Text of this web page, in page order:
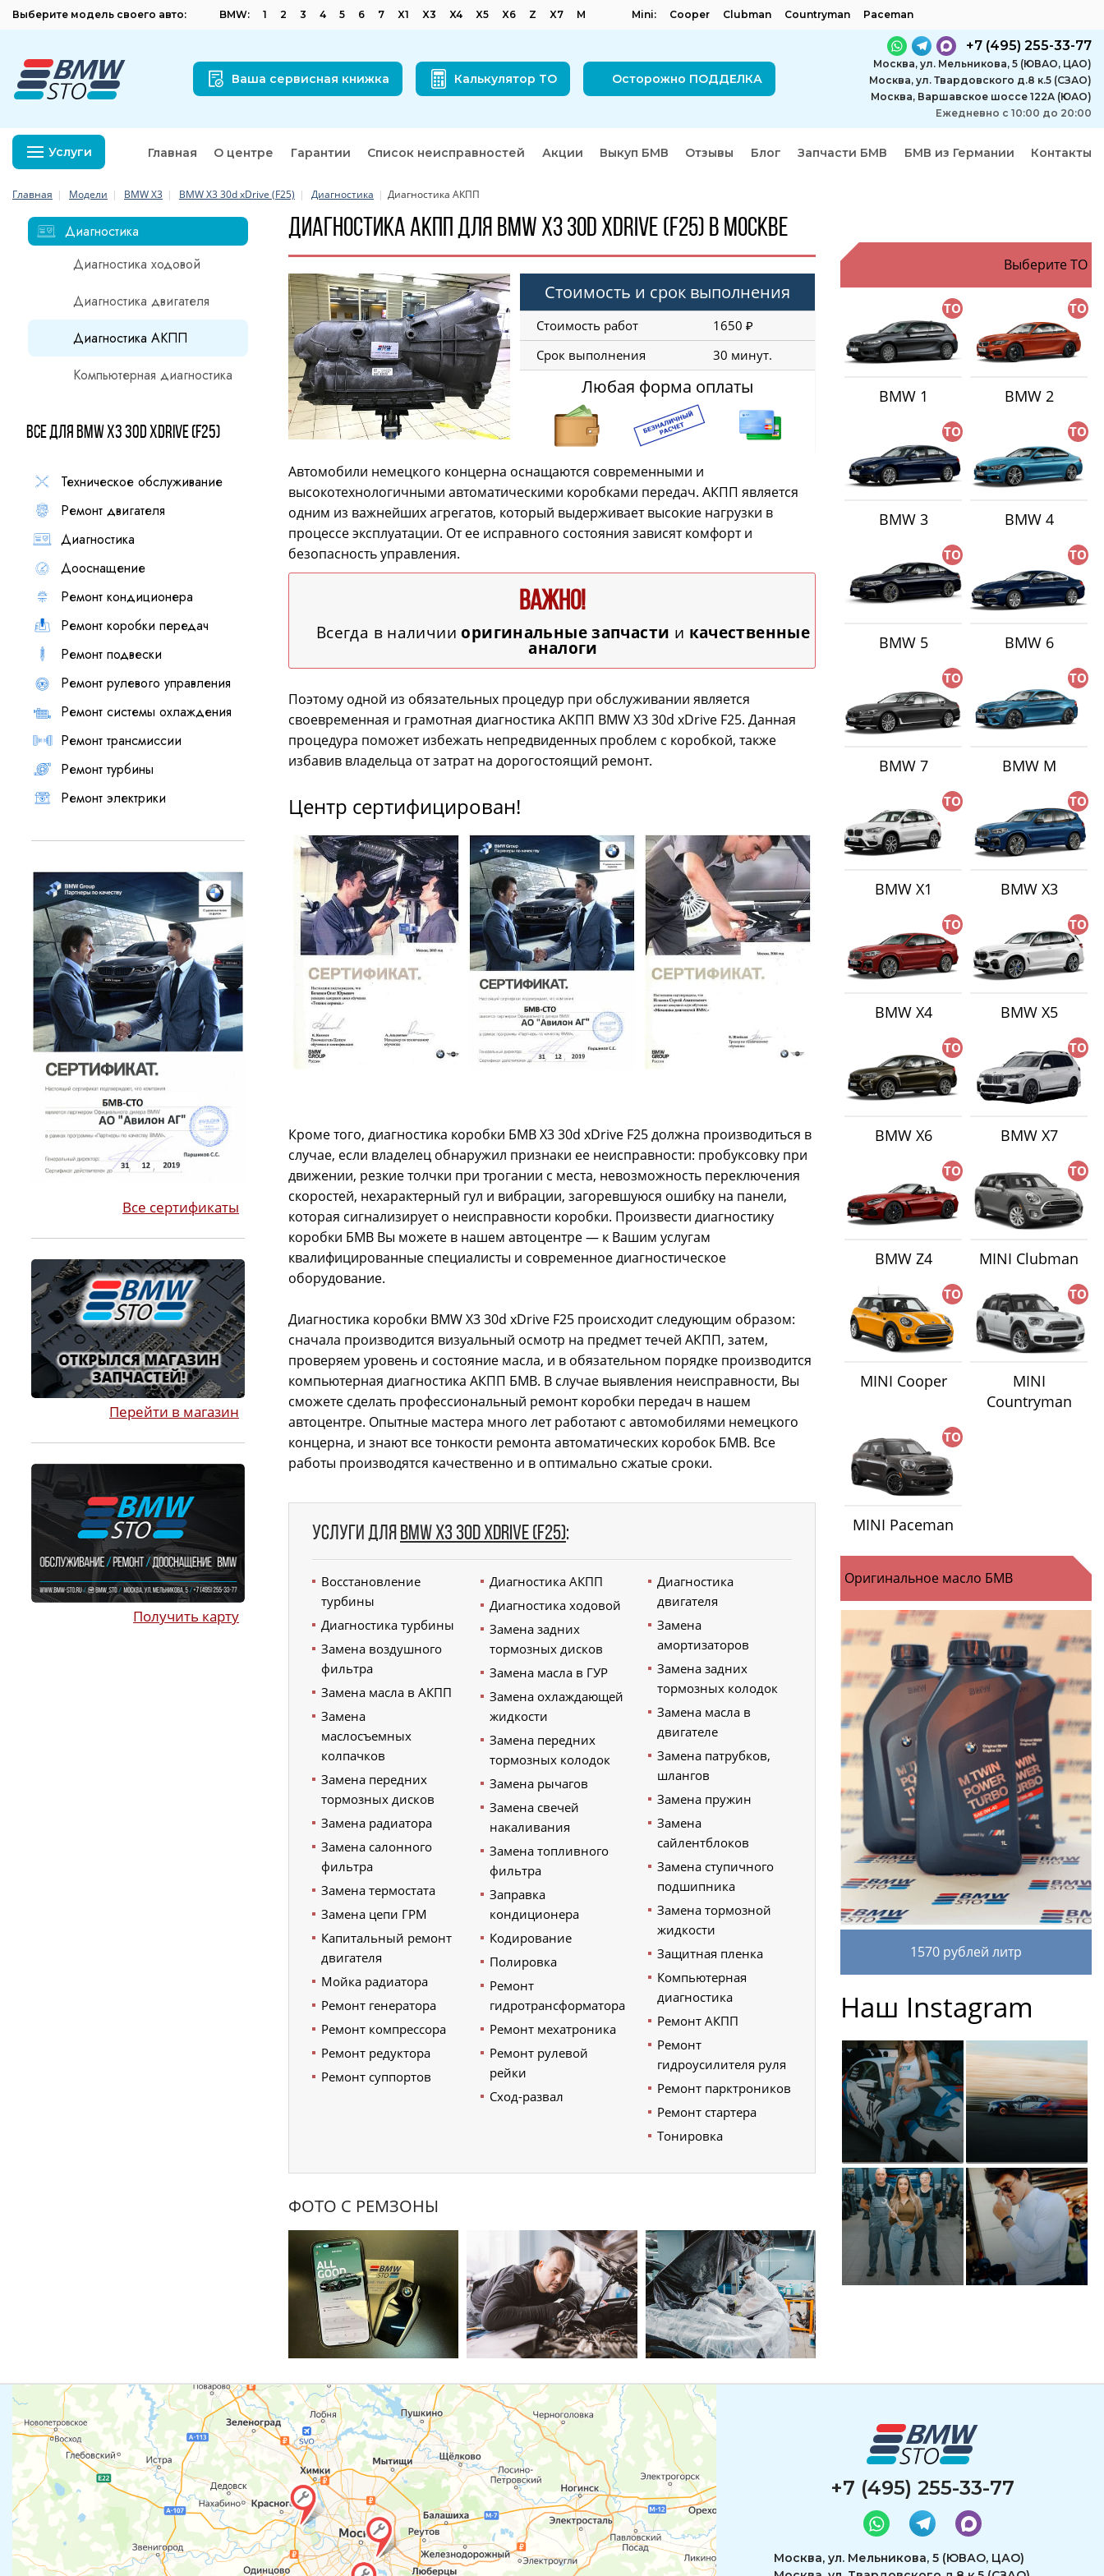
Выберите модель своего авто: BMW: 1 2 3 4 5 6 7 X1 X3 X4 X5 X6 Z X7 M Mini: Cooper Clubman Countryman Paceman
Ваша сервисная книжка Калькулятор ТО Осторожно ПОДДЕЛКА
+7 (495) 255-33-77
Москва, ул. Мельникова, 5 (ЮВАО, ЦАО)
Москва, ул. Твардовского д.8 к.5 (СЗАО)
Москва, Варшавское шоссе 122А (ЮАО)
Ежедневно с 10:00 до 20:00
Услуги Главная О центре Гарантии Список неисправностей Акции Выкуп БМВ Отзывы Блог Запчасти БМВ БМВ из Германии Контакты
Главная Модели BMW X3 BMW X3 30d xDrive (F25) Диагностика Диагностика АКПП
Диагностика АКПП для BMW X3 30d xDrive (F25) в Москве
Стоимость и срок выполнения
Стоимость работ
1650 ₽
Срок выполнения
30 минут.
Любая форма оплаты
Автомобили немецкого концерна оснащаются современными и
высокотехнологичными автоматическими коробками передач. АКПП является
одним из важнейших агрегатов, который выдерживает высокие нагрузки в
процессе эксплуатации. От ее исправного состояния зависят комфорт и
безопасность управления.
ВАЖНО!
Всегда в наличииоригинальные запчасти и качественные
аналоги
Поэтому одной из обязательных процедур при обслуживании является
своевременная и грамотная диагностика АКПП BMW X3 30d xDrive F25. Данная
процедура поможет избежать непредвиденных проблем с коробкой, также
избавив владельца от затрат на дорогостоящий ремонт.
Центр сертифицирован!
Кроме того, диагностика коробки БМВ X3 30d xDrive F25 должна производиться в
случае, если владелец обнаружил признаки ее неисправности: пробуксовку при
движении, резкие толчки при трогании с места, невозможность переключения
скоростей, нехарактерный гул и вибрации, загоревшуюся ошибку на панели,
которая сигнализирует о неисправности коробки. Произвести диагностику
коробки БМВ Вы можете в нашем автоцентре — к Вашим услугам
квалифицированные специалисты и современное диагностическое
оборудование.
Диагностика коробки BMW X3 30d xDrive F25 происходит следующим образом:
сначала производится визуальный осмотр на предмет течей АКПП, затем,
проверяем уровень и состояние масла, и в обязательном порядке производится
компьютерная диагностика АКПП БМВ. В случае выявления неисправности, Вы
сможете сделать профессиональный ремонт коробки передач в нашем
автоцентре. Опытные мастера много лет работают с автомобилями немецкого
концерна, и знают все тонкости ремонта автоматических коробок БМВ. Все
работы производятся качественно и в оптимально сжатые сроки.
Услуги дляBMW X3 30d xDrive (F25):
Восстановление
турбины
Диагностика турбины
Замена воздушного
фильтра
Замена масла в АКПП
Замена
маслосъемных
колпачков
Замена передних
тормозных дисков
Замена радиатора
Замена салонного
фильтра
Замена термостата
Замена цепи ГРМ
Капитальный ремонт
двигателя
Мойка радиатора
Ремонт генератора
Ремонт компрессора
Ремонт редуктора
Ремонт суппортов
Диагностика АКПП
Диагностика ходовой
Замена задних
тормозных дисков
Замена масла в ГУР
Замена охлаждающей
жидкости
Замена передних
тормозных колодок
Замена рычагов
Замена свечей
накаливания
Замена топливного
фильтра
Заправка
кондиционера
Кодирование
Полировка
Ремонт
гидротрансформатора
Ремонт мехатроника
Ремонт рулевой
рейки
Сход-развал
Диагностика
двигателя
Замена
амортизаторов
Замена задних
тормозных колодок
Замена масла в
двигателе
Замена патрубков,
шлангов
Замена пружин
Замена
сайлентблоков
Замена ступичного
подшипника
Замена тормозной
жидкости
Защитная пленка
Компьютерная
диагностика
Ремонт АКПП
Ремонт
гидроусилителя руля
Ремонт парктроников
Ремонт стартера
Тонировка
ФОТО С РЕМЗОНЫ
Диагностика
Диагностика ходовой
Диагностика двигателя
Диагностика АКПП
Компьютерная диагностика
Все для BMW X3 30d xDrive (F25)
Техническое обслуживание
Ремонт двигателя
Диагностика
Дооснащение
Ремонт кондиционера
Ремонт коробки передач
Ремонт подвески
Ремонт рулевого управления
Ремонт системы охлаждения
Ремонт трансмиссии
Ремонт турбины
Ремонт электрики
Все сертификаты
Перейти в магазин
Получить карту
Выберите ТО
BMW 1
ТО
BMW 2
ТО
BMW 3
ТО
BMW 4
ТО
BMW 5
ТО
BMW 6
ТО
BMW 7
ТО
BMW M
ТО
BMW X1
ТО
BMW X3
ТО
BMW X4
ТО
BMW X5
ТО
BMW X6
ТО
BMW X7
ТО
BMW Z4
ТО
MINI Clubman
ТО
MINI Cooper
ТО
MINI
Countryman
ТО
MINI Paceman
ТО
Оригинальное масло БМВ
1570 рублей литр
Наш Instagram
+7 (495) 255-33-77
Москва, ул. Мельникова, 5 (ЮВАО, ЦАО)